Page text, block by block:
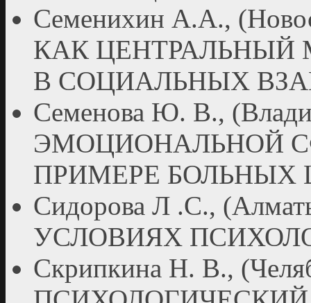
Семенихин А.А.,
КАК
В СОЦИАЛЬНЫХ
Семенова Ю. В.,
ЭМОЦИОНАЛЬНОЙ
ПРИМЕРЕ БОЛЬНЫХ
Сидорова Л .С.,
УСЛОВИЯХ
Скрипкина Н. В.,